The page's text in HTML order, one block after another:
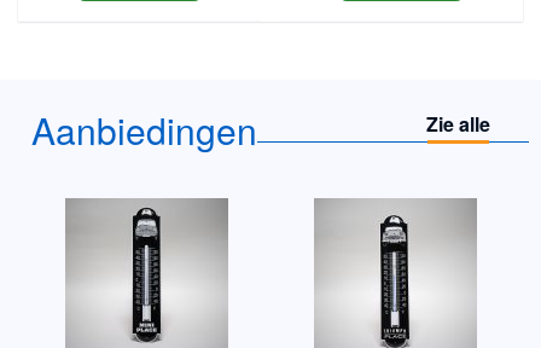
Aanbiedingen Zie alle